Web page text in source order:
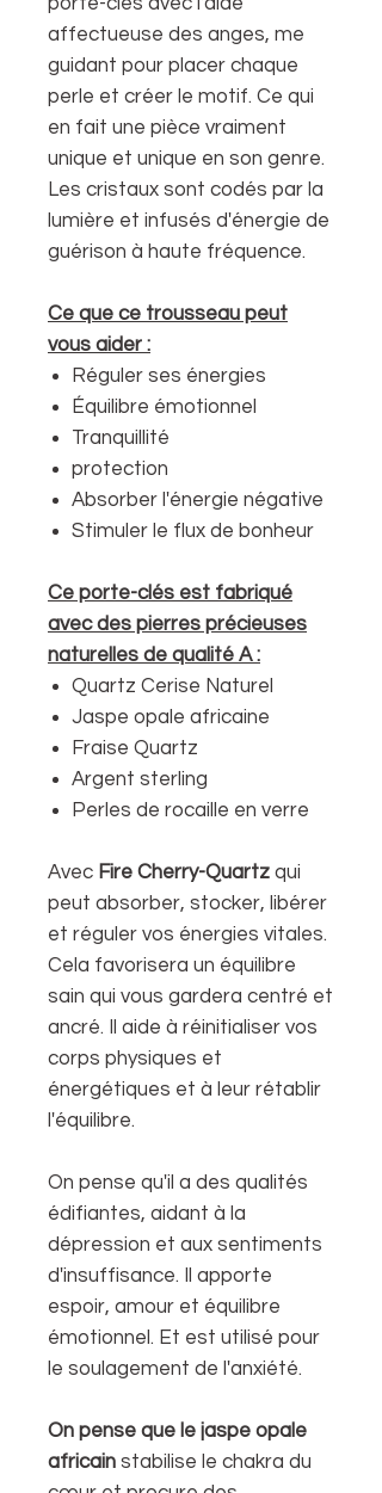
affectueuse des anges, me
guidant pour placer chaque
perle et créer le motif. Ce qui
en fait une pièce vraiment
unique et unique en son genre.
Les cristaux sont codés par la
lumière et infusés d'énergie de
guérison à haute fréquence.
Ce que ce trousseau peut
vous aider :
Réguler ses énergies
Équilibre émotionnel
Tranquillité
protection
Absorber l'énergie négative
Stimuler le flux de bonheur
Ce porte-clés est fabriqué
avec des pierres précieuses
naturelles de qualité A :
Quartz Cerise Naturel
Jaspe opale africaine
Fraise Quartz
Argent sterling
Perles de rocaille en verre
Avec Fire Cherry-Quartz qui
peut absorber, stocker, libérer
et réguler vos énergies vitales.
Cela favorisera un équilibre
sain qui vous gardera centré et
ancré. Il aide à réinitialiser vos
corps physiques et
énergétiques et à leur rétablir
l'équilibre.
On pense qu'il a des qualités
édifiantes, aidant à la
dépression et aux sentiments
d'insuffisance. Il apporte
espoir, amour et équilibre
émotionnel. Et est utilisé pour
le soulagement de l'anxiété.
On pense que le jaspe opale
africain stabilise le chakra du